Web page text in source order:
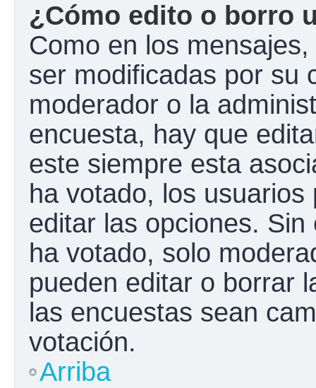
¿Cómo edito o borro
Como en los
ser modificadas por su
moderador o la
encuesta, hay que
este siempre esta
ha votado, los
editar las opciones.
ha votado, solo
pueden editar o borrar
las encuestas sean
votación.
Arriba